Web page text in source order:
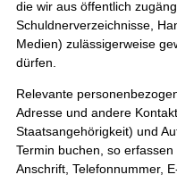
die wir aus öffentlich
Schuldnerverzeichnisse,
Medien) zulässigerweise
dürfen.
Relevante
Adresse und andere
Staatsangehörigkeit) und
Termin buchen, so
Anschrift, Telefonnummer,